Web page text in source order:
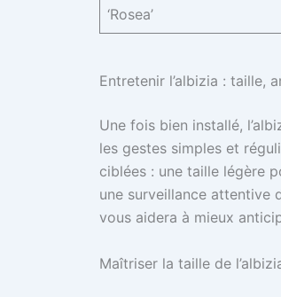
‘Rosea’
Entretenir l’albizia : taille,
Une fois bien installé,
les gestes simples et
ciblées : une taille légère
une surveillance attentive
vous aidera à mieux
Maîtriser la taille de